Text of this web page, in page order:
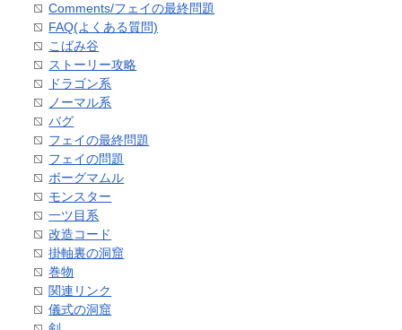
Comments/フェイの最終問題
FAQ(よくある質問)
こばみ谷
ストーリー攻略
ドラゴン系
ノーマル系
バグ
フェイの最終問題
フェイの問題
ボーグマムル
モンスター
一ツ目系
改造コード
掛軸裏の洞窟
巻物
関連リンク
儀式の洞窟